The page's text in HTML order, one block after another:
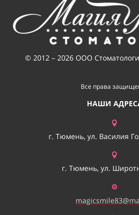
© 2012 – 2026 ООО
Все права
НАШИ
г. Тюмень, ул. Василия
г. Тюмень, ул.